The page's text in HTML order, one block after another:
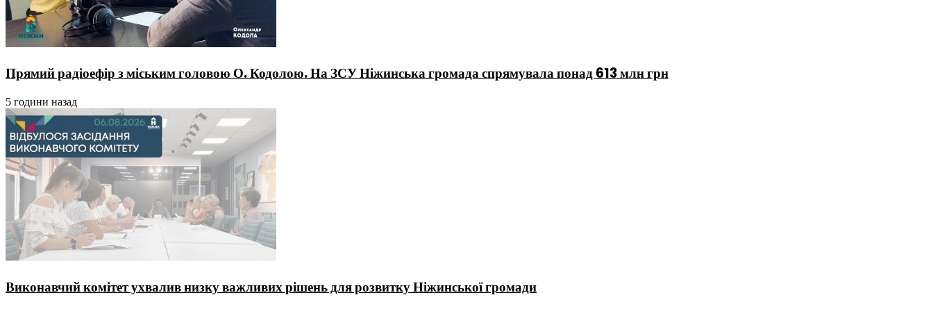
Прямий радіоефір з міським головою О. Кодолою. На ЗСУ Ніжинська громада спрямувала понад 613 млн грн
5 години назад
Виконавчий комітет ухвалив низку важливих рішень для розвитку Ніжинської громади